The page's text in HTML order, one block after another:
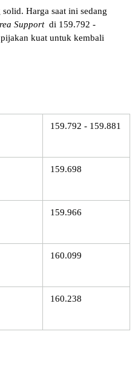
Harga saat ini sedang
Support di 159.792 -
kuat untuk kembali
159.792 - 159.881
159.698
159.966
160.099
160.238